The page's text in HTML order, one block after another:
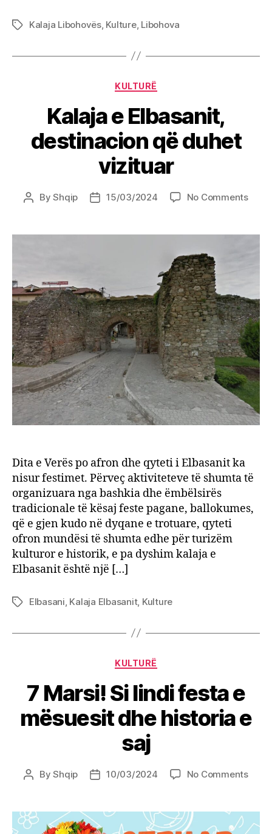
TagsKalaja Libohovës, Kulture, Libohova
Categories
KULTURË
Kalaja e Elbasanit,
destinacion që duhet
vizituar
PostByShqip
Post15/03/2024 No Commentson
Dita e Verës po afron dhe qyteti i Elbasanit ka
nisur festimet. Përveç aktiviteteve të shumta të
organizuara nga bashkia dhe ëmbëlsirës
tradicionale të kësaj feste pagane, ballokumes,
që e gjen kudo në dyqane e trotuare, qyteti
ofron mundësi të shumta edhe për turizëm
kulturor e historik, e pa dyshim kalaja e
Elbasanit është një […]
TagsElbasani Kalaja Elbasanit, Kulture
Categories
KULTURË
7 Marsi! Si lindi festa e
mësuesit dhe historia e
saj
PostByShqip
Post10/03/2024 No Commentson
Si
lindi